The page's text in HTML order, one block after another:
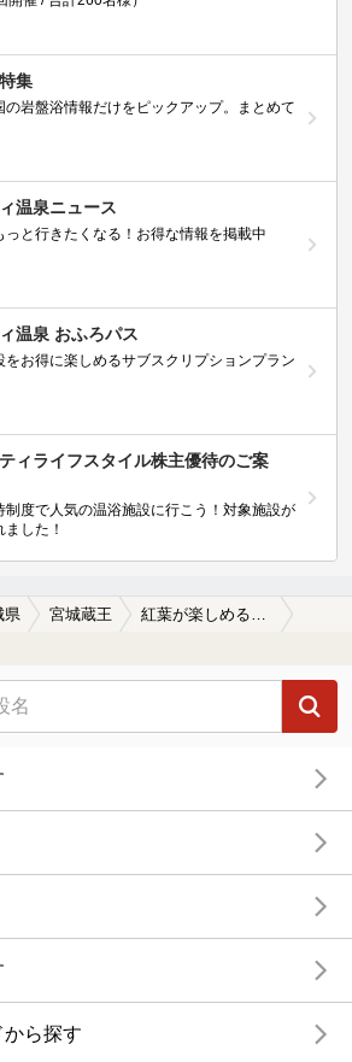
集
の岩盤浴情報だけをピックアップ。まとめて
温泉ニュース
っと行きたくなる！お得な情報を掲載中
温泉 おふろパス
をお得に楽しめるサブスクリプションプラン
ティライフスタイル株主優待のご案
制度で人気の温浴施設に行こう！対象施設が
した！
県 宮城蔵王
ら探す